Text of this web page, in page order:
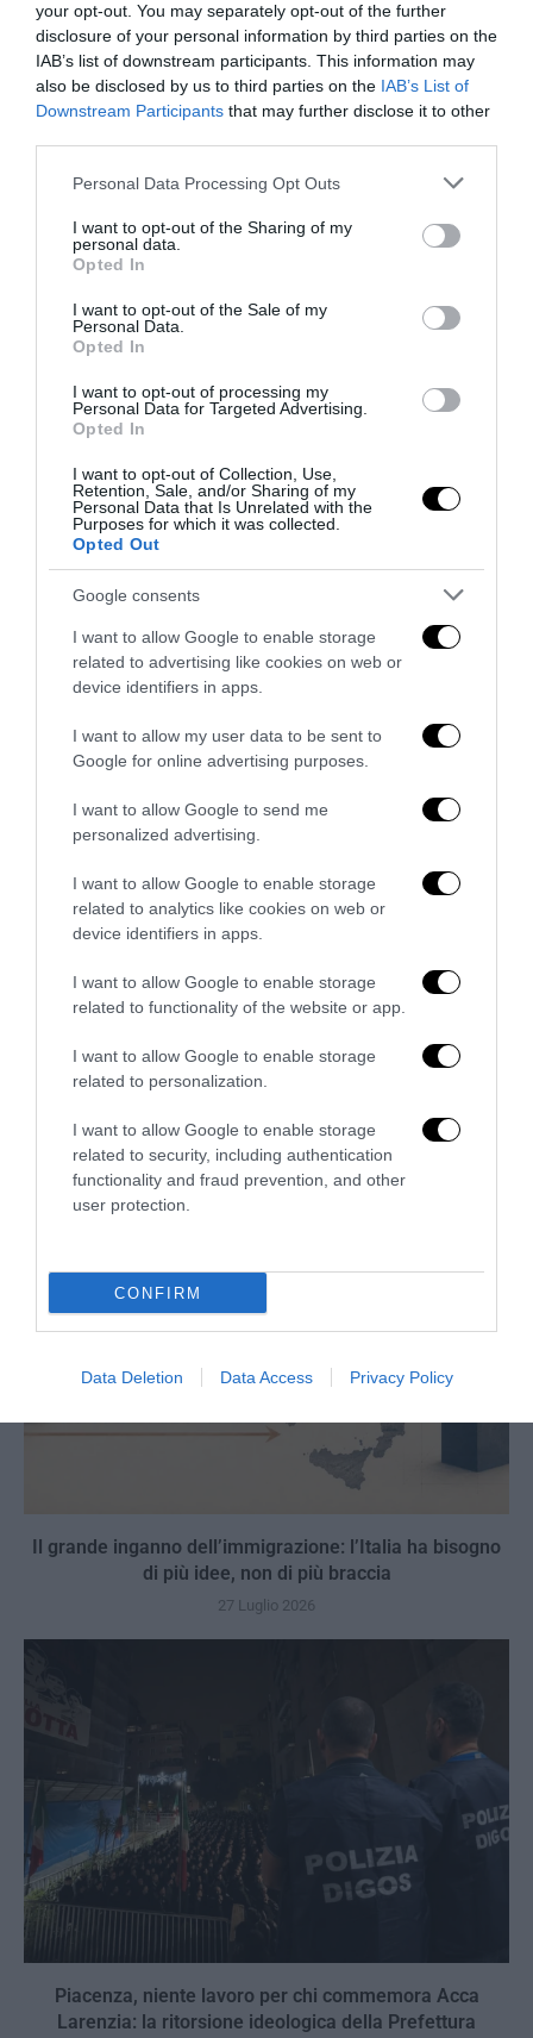
your opt-out. You may separately opt-out of the further
disclosure of your personal information by third parties on the
IAB’s list of downstream participants. This information may
also be disclosed by us to third parties on the IAB’s List of
Downstream Participants that may further disclose it to other
Please note that this website/app uses one or more Google
not limited to your visit or usage behaviour. You may click to
grant or deny consent to Google and its third-party tags to
use your data for below specified purposes in below Google
consent section.
Personal Data Processing Opt Outs
I want to opt-out of the Sharing of my
personal data.
Opted In
I want to opt-out of the Sale of my
Personal Data.
Opted In
I want to opt-out of processing my
Personal Data for Targeted Advertising.
Opted In
I want to opt-out of Collection, Use,
Retention, Sale, and/or Sharing of my
Personal Data that Is Unrelated with the
Purposes for which it was collected.
Opted Out
Google consents
I want to allow Google to enable storage
related to advertising like cookies on web or
device identifiers in apps.
I want to allow my user data to be sent to
Google for online advertising purposes.
I want to allow Google to send me
personalized advertising.
I want to allow Google to enable storage
related to analytics like cookies on web or
device identifiers in apps.
I want to allow Google to enable storage
related to functionality of the website or app.
I want to allow Google to enable storage
related to personalization.
I want to allow Google to enable storage
related to security, including authentication
functionality and fraud prevention, and other
user protection.
CONFIRM
Data Deletion Data Access Privacy Policy
Servizio NCC Malpensa
Serramenti di sicurezza per abitazioni e aziende
L’immigrazione è l’ultimo rifugio degli incapaci: contro
l’economia delle braccia
27 Luglio 2026
Il grande inganno dell’immigrazione: l’Italia ha bisogno
di più idee, non di più braccia
27 Luglio 2026
Piacenza, niente lavoro per chi commemora Acca
Larenzia: la ritorsione ideologica della Prefettura